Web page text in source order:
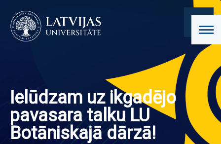
Ielūdzam uz ikgadējo
pavasara talku LU
Botāniskajā dārzā!